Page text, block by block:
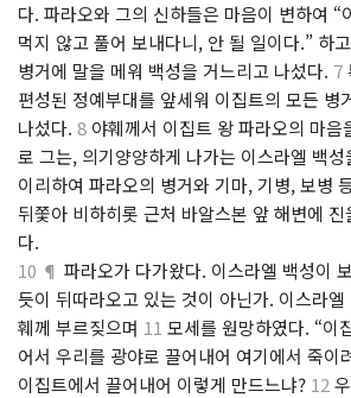
다. 파라오와 그의 신하들은 마음이 변하여 “
먹지 않고 풀어 보내다니, 안 될 일이다.” 하
병거에 말을 메워 백성을 거느리고 나섰다. 7
편성된 정예부대를 앞세워 이집트의 모든 병
나섰다. 8 야훼께서 이집트 왕 파라오의 마음
로 그는, 의기양양하게 나가는 이스라엘 백
이리하여 파라오의 병거와 기마, 기병, 보병
뒤쫓아 비하히롯 근처 바알스본 앞 해변에
다.
10 ¶ 파라오가 다가왔다. 이스라엘 백성이
듯이 뒤따라오고 있는 것이 아닌가. 이스라
훼께 부르짖으며 11 모세를 원망하였다. “이
어서 우리를 광야로 끌어내어 여기에서 죽이
이집트에서 끌어내어 이렇게 만드느냐? 12